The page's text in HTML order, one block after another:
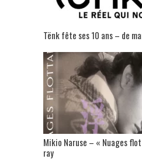
Tënk fête ses 10 ans – de
Mikio Naruse – « Nuages
ray